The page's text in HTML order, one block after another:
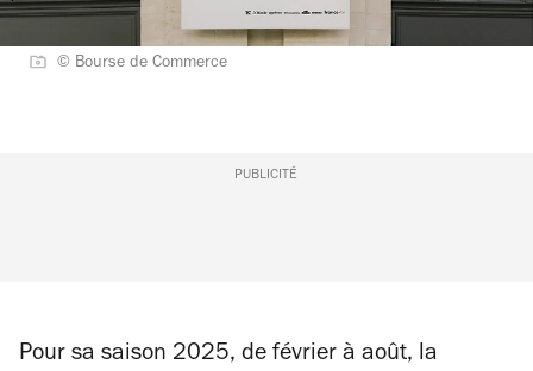
© Bourse de Commerce
PUBLICITÉ
Pour sa saison 2025, de février à août, la